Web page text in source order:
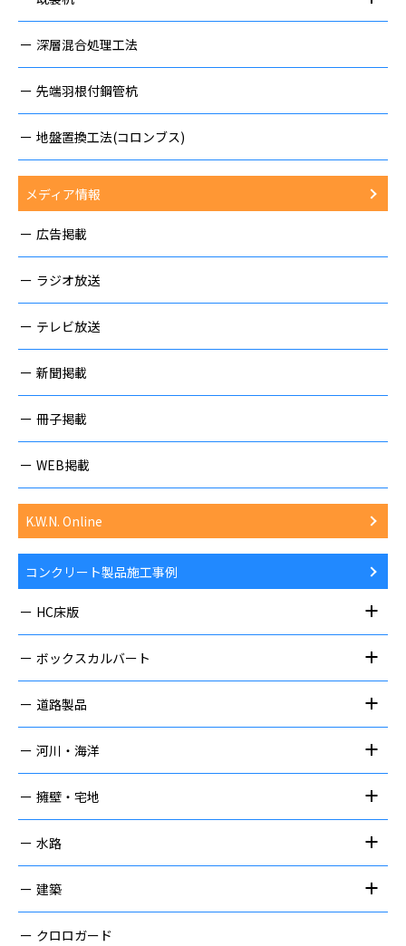
深層混合処理工法
先端羽根付鋼管杭
地盤置換工法(コロンブス)
メディア情報
広告掲載
ラジオ放送
テレビ放送
新聞掲載
冊子掲載
WEB掲載
K.W.N. Online
コンクリート製品施工事例
HC床版
ボックスカルバート
道路製品
河川・海洋
擁壁・宅地
水路
建築
クロロガード